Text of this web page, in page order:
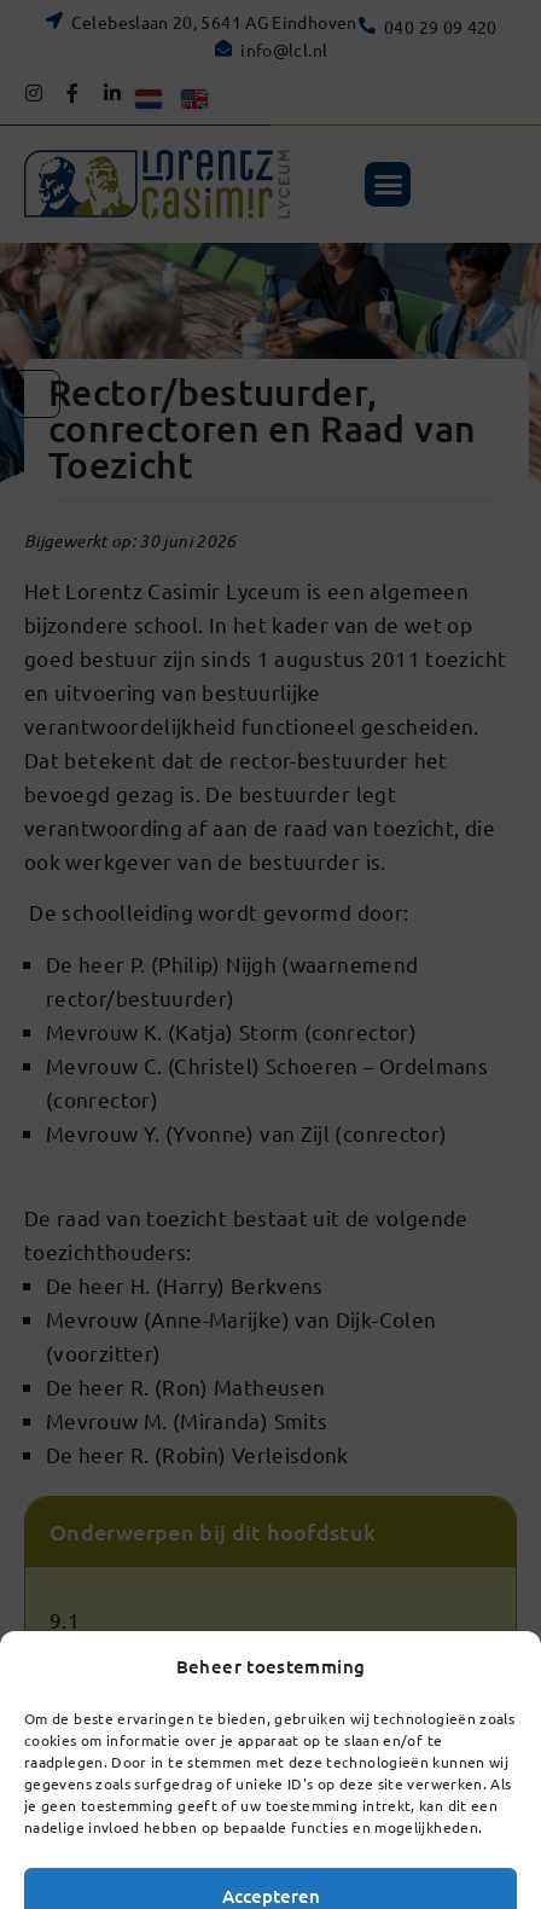
Beheer toestemming
Om de beste ervaringen te bieden, gebruiken wij technologieën zoals
cookies om informatie over je apparaat op te slaan en/of te
raadplegen. Door in te stemmen met deze technologieën kunnen wij
gegevens zoals surfgedrag of unieke ID's op deze site verwerken. Als
je geen toestemming geeft of uw toestemming intrekt, kan dit een
nadelige invloed hebben op bepaalde functies en mogelijkheden.
Accepteren
Celebeslaan 20, 5641 AG Eindhoven
040 29 09 420
info@lcl.nl
Rector/bestuurder,
conrectoren en Raad van
Toezicht
Bijgewerkt op: 30 juni 2026
Onderwerpen bij dit hoofdstuk
9.1
Rector/bestuurder, conrectoren en Raad
9.2
Jaarlaagcoördinatoren en mentoraat
9.3
Oudercommissie
Het Lorentz Casimir Lyceum is een algemeen
bijzondere school. In het kader van de wet op
goed bestuur zijn sinds 1 augustus 2011 toezicht
en uitvoering van bestuurlijke
verantwoordelijkheid functioneel gescheiden.
Dat betekent dat de rector-bestuurder het
bevoegd gezag is. De bestuurder legt
verantwoording af aan de raad van toezicht, die
ook werkgever van de bestuurder is.
De schoolleiding wordt gevormd door:
De heer P. (Philip) Nijgh (waarnemend
rector/bestuurder)
Mevrouw K. (Katja) Storm (conrector)
Mevrouw C. (Christel) Schoeren – Ordelmans
(conrector)
Mevrouw Y. (Yvonne) van Zijl (conrector)
De raad van toezicht bestaat uit de volgende
toezichthouders:
De heer H. (Harry) Berkvens
Mevrouw (Anne-Marijke) van Dijk-Colen
(voorzitter)
De heer R. (Ron) Matheusen
Mevrouw M. (Miranda) Smits
De heer R. (Robin) Verleisdonk